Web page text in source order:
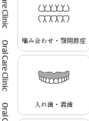
噛み合わせ・顎関節症
入れ歯・義歯